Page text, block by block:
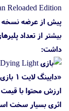
پیش از عرضه نسخه
بیشتر از تعداد
داشت:
ارزش محتوا با
اثری بسیار سخت